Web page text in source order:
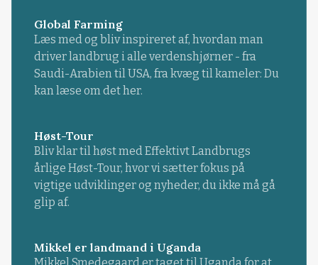
Global Farming
Læs med og bliv inspireret af, hvordan man
driver landbrug i alle verdenshjørner - fra
Saudi-Arabien til USA, fra kvæg til kameler: Du
kan læse om det her.
Høst-Tour
Bliv klar til høst med Effektivt Landbrugs
årlige Høst-Tour, hvor vi sætter fokus på
vigtige udviklinger og nyheder, du ikke må gå
glip af.
Mikkel er landmand i Uganda